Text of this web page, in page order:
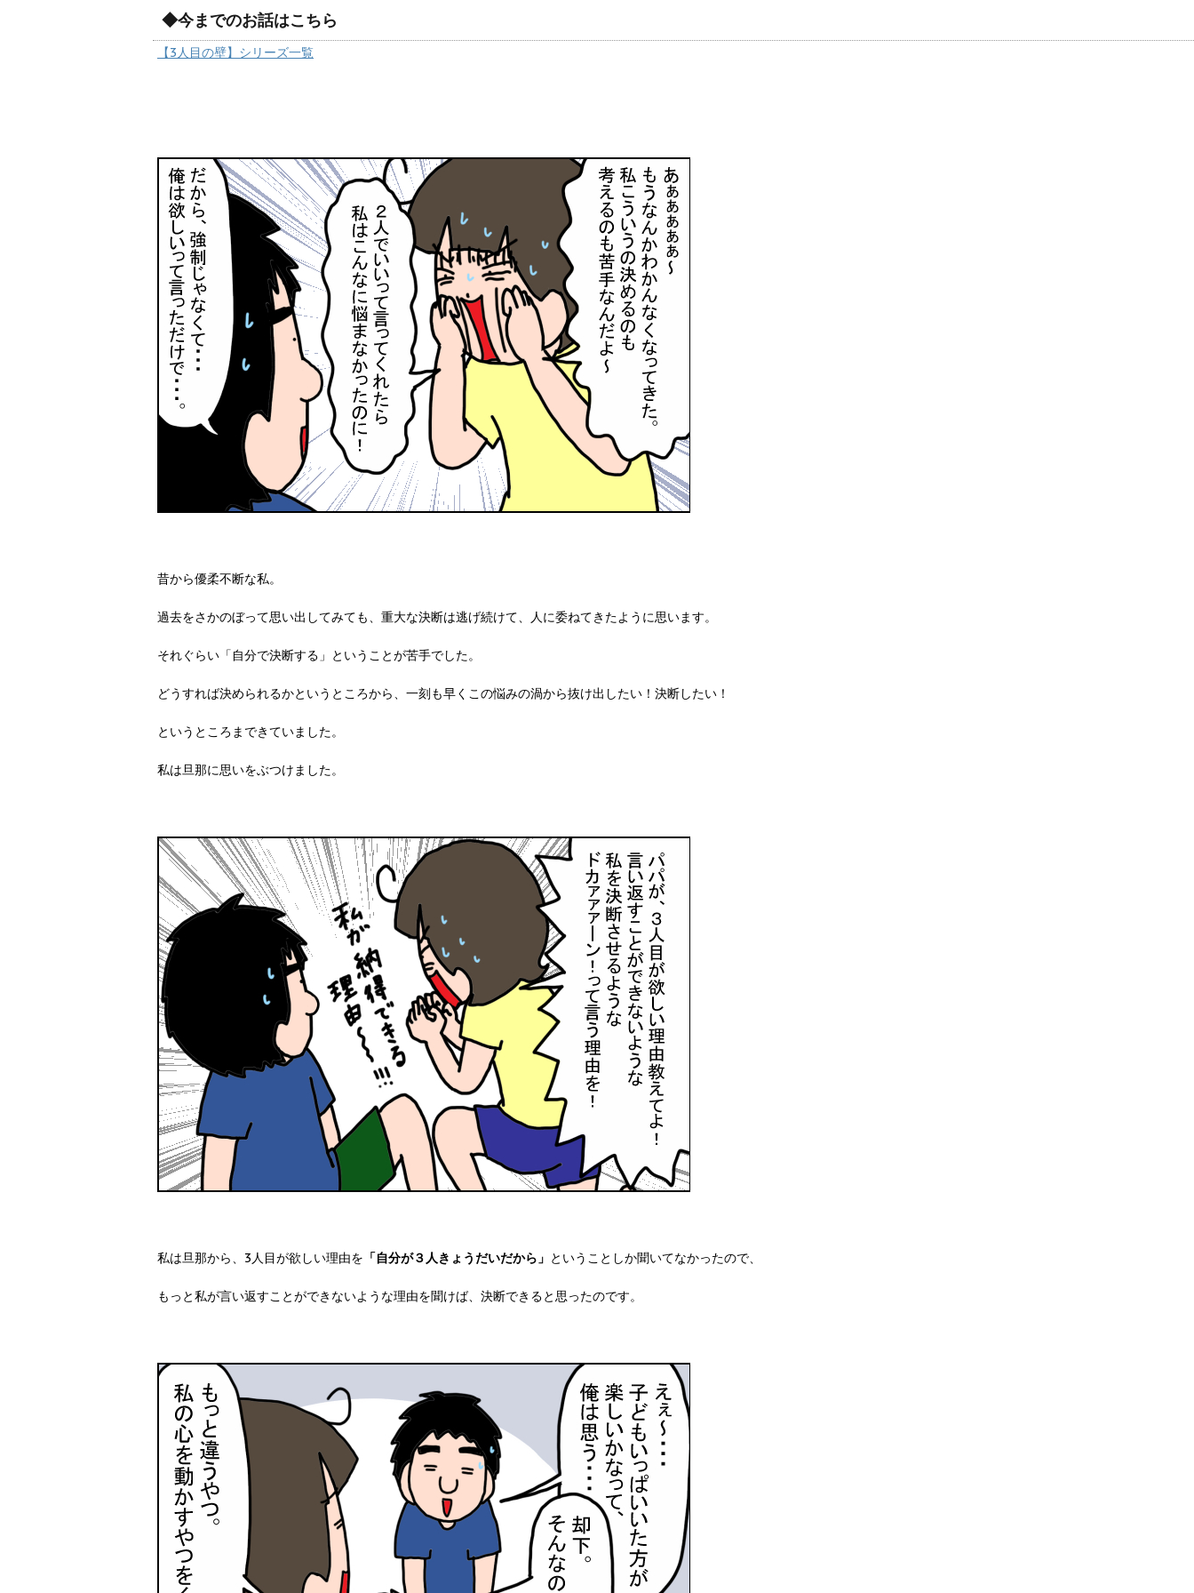
◆今までのお話はこちら
【3人目の壁】シリーズ一覧
昔から優柔不断な私。
過去をさかのぼって思い出してみても、重大な決断は逃げ続けて、人に委ねてきたように思います。
それぐらい「自分で決断する」ということが苦手でした。
どうすれば決められるかというところから、一刻も早くこの悩みの渦から抜け出したい！決断したい！
というところまできていました。
私は旦那に思いをぶつけました。
私は旦那から、3人目が欲しい理由を 「自分が３人きょうだいだから」 ということしか聞いてなかったので、
もっと私が言い返すことができないような理由を聞けば、決断できると思ったのです。